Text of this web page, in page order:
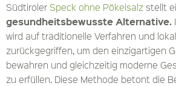
Südtiroler Speck ohne Pökelsalz stellt
gesundheitsbewusste Alternative.
wird auf traditionelle Verfahren und
zurückgegriffen, um den einzigartigen
bewahren und gleichzeitig moderne
zu erfüllen. Diese Methode betont die